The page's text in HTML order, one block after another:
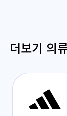
더보기 의